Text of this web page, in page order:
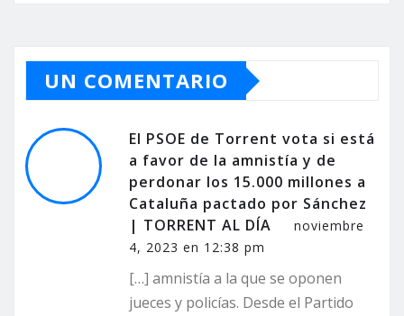
UN COMENTARIO
El PSOE de Torrent vota si está
a favor de la amnistía y de
perdonar los 15.000 millones a
Cataluña pactado por Sánchez
| TORRENT AL DÍA
noviembre
4, 2023 en 12:38 pm
[…] amnistía a la que se oponen
jueces y policías. Desde el Partido